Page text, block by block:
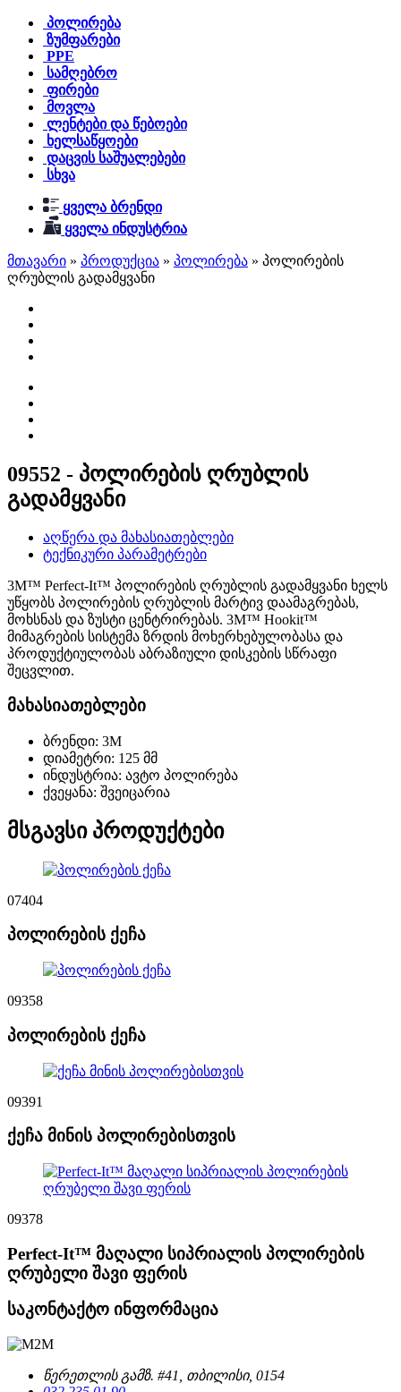
პოლირება
ზუმფარები
PPE
სამღებრო
ფირები
მოვლა
ლენტები და წებოები
ხელსაწყოები
დაცვის საშუალებები
სხვა
ყველა ბრენდი
ყველა ინდუსტრია
მთავარი » პროდუქცია » პოლირება » პოლირების
ღრუბლის გადამყვანი
09552 - პოლირების ღრუბლის
გადამყვანი
აღწერა და მახასიათებლები
ტექნიკური პარამეტრები
3M™ Perfect-It™ პოლირების ღრუბლის გადამყვანი ხელს
უწყობს პოლირების ღრუბლის მარტივ დაამაგრებას,
მოხსნას და ზუსტი ცენტრირებას. 3M™ Hookit™
მიმაგრების სისტემა ზრდის მოხერხებულობასა და
პროდუქტიულობას აბრაზიული დისკების სწრაფი
შეცვლით.
მახასიათებლები
ბრენდი: 3M
დიამეტრი: 125 მმ
ინდუსტრია: ავტო პოლირება
ქვეყანა: შვეიცარია
მსგავსი პროდუქტები
07404
პოლირების ქეჩა
09358
პოლირების ქეჩა
09391
ქეჩა მინის პოლირებისთვის
09378
Perfect-It™ მაღალი სიპრიალის პოლირების
ღრუბელი შავი ფერის
საკონტაქტო ინფორმაცია
წერეთლის გამზ. #41, თბილისი, 0154